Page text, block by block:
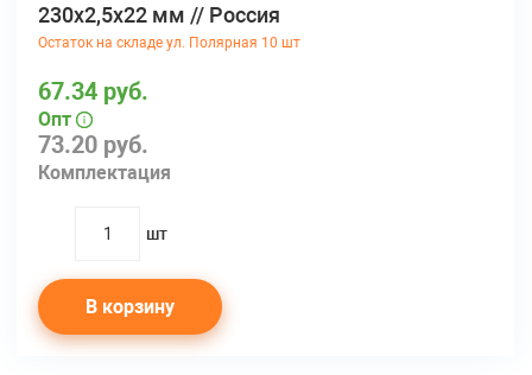
230х2,5х22 мм // Россия
Остаток на складе ул. Полярная 10 шт
73.20 руб.
Комплектация
67.34 руб.
Опт
quantity
шт
В корзину